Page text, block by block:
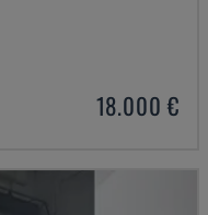
18.000 €